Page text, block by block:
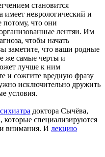
становится
имеет неврологический и
потому, что они
лентяи. Им
чтобы начать
заметите, что ваши родные
же самые черты и
лучше к ним
и сожгите вредную фразу
исключительно дружить
условия.
доктора Сычёва,
специализируются
внимания. И лекцию